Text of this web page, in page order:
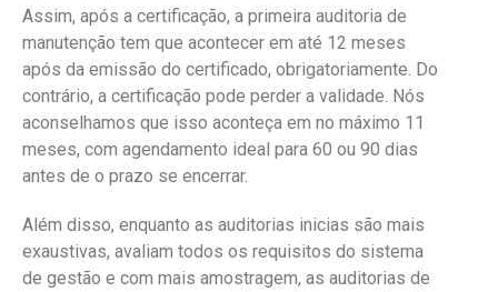
Assim, após a certificação, a primeira auditoria de
manutenção tem que acontecer em até 12 meses
após da emissão do certificado, obrigatoriamente. Do
contrário, a certificação pode perder a validade. Nós
aconselhamos que isso aconteça em no máximo 11
meses, com agendamento ideal para 60 ou 90 dias
antes de o prazo se encerrar.
Além disso, enquanto as auditorias inicias são mais
exaustivas, avaliam todos os requisitos do sistema
de gestão e com mais amostragem, as auditorias de